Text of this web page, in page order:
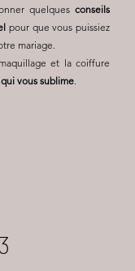
quelques conseils
pour que vous puissiez
mariage.
et la coiffure
vous sublime.